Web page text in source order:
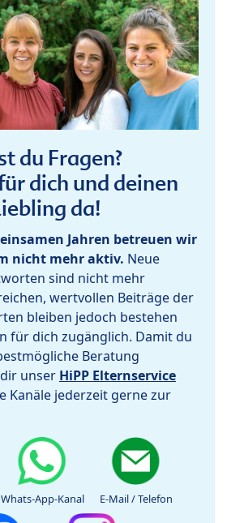
du Fragen?
dich und deinen
da!
Jahren betreuen wir
nicht mehr aktiv. Neue
sind nicht mehr
wertvollen Beiträge der
bleiben jedoch bestehen
für dich zugänglich. Damit du
Beratung
unser HiPP Elternservice
Kanäle jederzeit gerne zur
Whats-App-Kanal E-Mail / Telefon